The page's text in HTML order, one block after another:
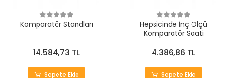
Komparatör Standları
14.584,73 TL
Sepete Ekle
Hepsicinde İnç Ölçü
Komparatör Saati
4.386,86 TL
Sepete Ekle